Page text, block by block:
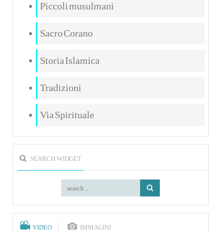
Piccoli musulmani
Sacro Corano
Storia Islamica
Tradizioni
Via Spirituale
SEARCH WIDGET
VIDEO IMMAGINI